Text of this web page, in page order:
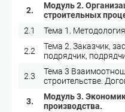
2.
Модуль 2.
строительных
2.1
Тема 1.
2.2
Тема 2. Заказчик,
подрядчик,
2.3
Тема 3
строительстве.
3.
Модуль 3.
производства.